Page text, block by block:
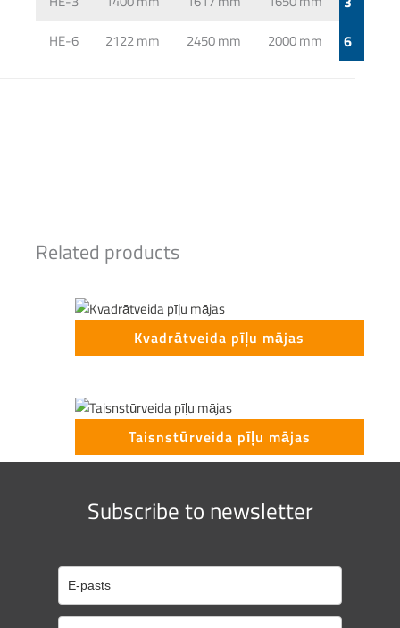
HE-6 2122 mm 2450 mm 2000 mm 6
Related products
Kvadrātveida pīļu mājas
Taisnstūrveida pīļu mājas
Subscribe to newsletter